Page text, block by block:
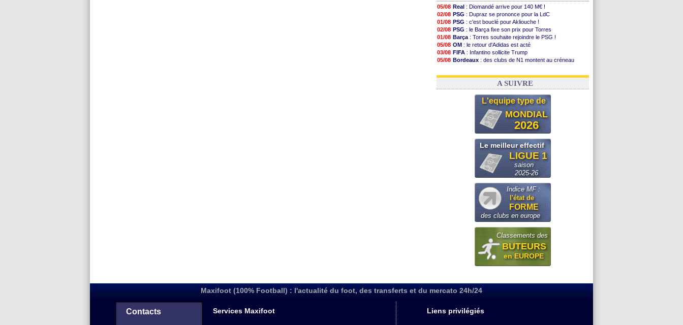
05/08 Real : Diomandé arrive pour 140 M€ !
02/08 PSG : Dupraz se prononce pour la LdC
01/08 PSG : c'est bouclé pour Akliouche !
02/08 PSG : le Barça fixe son prix pour Torres
01/08 Barça : Torres souhaite rejoindre le PSG !
05/08 OM : le retour d'Adidas est acté
03/08 FIFA : Infantino sollicite Trump
05/08 Bordeaux : des clubs de N1 montent au créneau
03/08 Real: le démenti de Leipzig pour Diomandé
A SUIVRE
L'equipe type de
MONDIAL
2026
Le meilleur effectif
LIGUE 1
saison
2025-26
Indice MF :
l'état de
FORME
des clubs en europe
Classements des
BUTEURS
en EUROPE
Maxifoot (100% Football) : l'actualité du foot, des transferts et du mercato 24h/24
Contacts Services Maxifoot Liens privilégiés